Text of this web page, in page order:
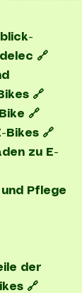
-
🔗
🔗
🔗
Bikes 🔗
zu E-
Pflege
der
🔗